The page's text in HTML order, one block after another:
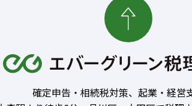
確定申告・相続税対策、起業・経営